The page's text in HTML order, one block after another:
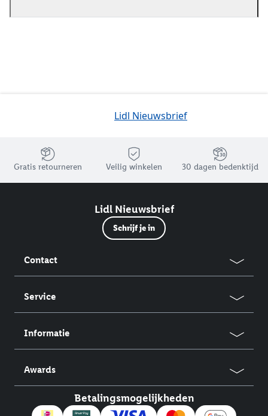
Lidl Nieuwsbrief
Jouw voordelen bij ons als Lidl webshop klant
Gratis retourneren Veilig winkelen 30 dagen bedenktijd
Lidl Nieuwsbrief
Schrijf je in
Contact
Service
Informatie
Awards
Betalingsmogelijkheden